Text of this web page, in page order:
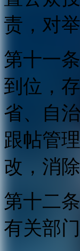
责，对
第十一
到位，
省、自
跟帖管
改，消除
第十二
有关部